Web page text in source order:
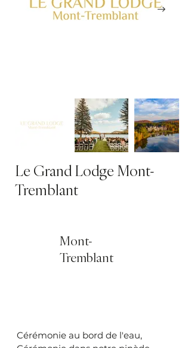
Le Grand Lodge Mont-
Tremblant
Mont-
Tremblant
Cérémonie au bord de l'eau,